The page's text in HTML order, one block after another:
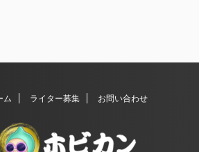
ム ライター募集 お問い合わせ